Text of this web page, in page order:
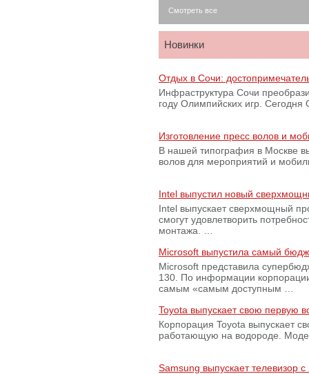
Смотреть все
Новинки
Отдых в Сочи:
Инфраструктура Сочи
году Олимпийских игр.
Изготовление пресс волов и
В нашей типография в Москве
волов для мероприятий и
Intel выпустил новый
Intel выпускает сверхмощный
смогут удовлетворить
монтажа. …
Microsoft выпустила самый
Microsoft представила
130. По информации
самым «самым доступным …
Toyota выпускает свою первую
Корпорация Toyota выпускает
работающую на водороде.
Samsung выпускает телевизор